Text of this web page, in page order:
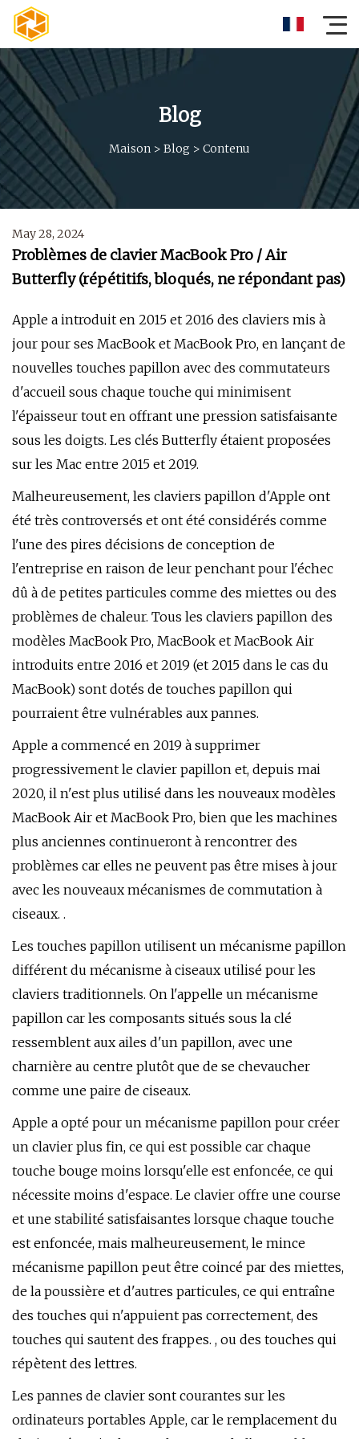
Blog
Maison > Blog > Contenu
May 28, 2024
Problèmes de clavier MacBook Pro / Air
Butterfly (répétitifs, bloqués, ne répondant pas)
Apple a introduit en 2015 et 2016 des claviers mis à
jour pour ses MacBook et MacBook Pro, en lançant de
nouvelles touches papillon avec des commutateurs
d'accueil sous chaque touche qui minimisent
l'épaisseur tout en offrant une pression satisfaisante
sous les doigts. Les clés Butterfly étaient proposées
sur les Mac entre 2015 et 2019.
Malheureusement, les claviers papillon d'Apple ont
été très controversés et ont été considérés comme
l'une des pires décisions de conception de
l'entreprise en raison de leur penchant pour l'échec
dû à de petites particules comme des miettes ou des
problèmes de chaleur. Tous les claviers papillon des
modèles MacBook Pro, MacBook et MacBook Air
introduits entre 2016 et 2019 (et 2015 dans le cas du
MacBook) sont dotés de touches papillon qui
pourraient être vulnérables aux pannes.
Apple a commencé en 2019 à supprimer
progressivement le clavier papillon et, depuis mai
2020, il n'est plus utilisé dans les nouveaux modèles
‌MacBook Air‌ et MacBook Pro, bien que les machines
plus anciennes continueront à rencontrer des
problèmes car elles ne peuvent pas être mises à jour
avec les nouveaux mécanismes de commutation à
ciseaux. .
Les touches papillon utilisent un mécanisme papillon
différent du mécanisme à ciseaux utilisé pour les
claviers traditionnels. On l'appelle un mécanisme
papillon car les composants situés sous la clé
ressemblent aux ailes d'un papillon, avec une
charnière au centre plutôt que de se chevaucher
comme une paire de ciseaux.
Apple a opté pour un mécanisme papillon pour créer
un clavier plus fin, ce qui est possible car chaque
touche bouge moins lorsqu'elle est enfoncée, ce qui
nécessite moins d'espace. Le clavier offre une course
et une stabilité satisfaisantes lorsque chaque touche
est enfoncée, mais malheureusement, le mince
mécanisme papillon peut être coincé par des miettes,
de la poussière et d'autres particules, ce qui entraîne
des touches qui n'appuient pas correctement, des
touches qui sautent des frappes. , ou des touches qui
répètent des lettres.
Les pannes de clavier sont courantes sur les
ordinateurs portables Apple, car le remplacement du